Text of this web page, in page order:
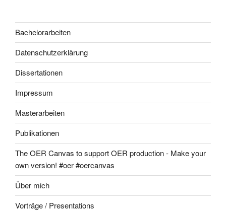
Bachelorarbeiten
Datenschutzerklärung
Dissertationen
Impressum
Masterarbeiten
Publikationen
The OER Canvas to support OER production - Make your
own version! #oer #oercanvas
Über mich
Vorträge / Presentations